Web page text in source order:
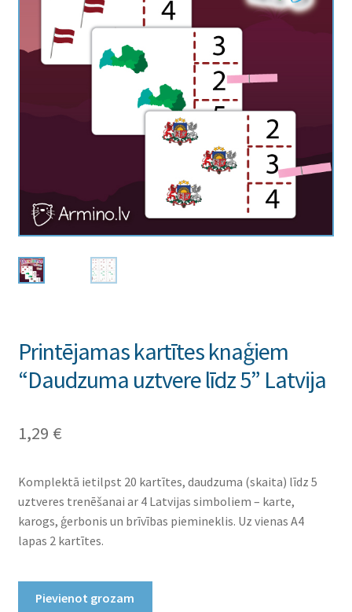
Printējamas kartītes knaģiem
“Daudzuma uztvere līdz 5” Latvija
1,29 €
Komplektā ietilpst 20 kartītes, daudzuma (skaita) līdz 5
uztveres trenēšanai ar 4 Latvijas simboliem – karte,
karogs, ģerbonis un brīvības piemineklis. Uz vienas A4
lapas 2 kartītes.
Pievienot grozam